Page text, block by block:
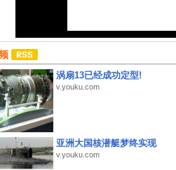
涡扇13已经成功定型!
v.youku.com
亚洲大国核潜艇梦终实现
v.youku.com